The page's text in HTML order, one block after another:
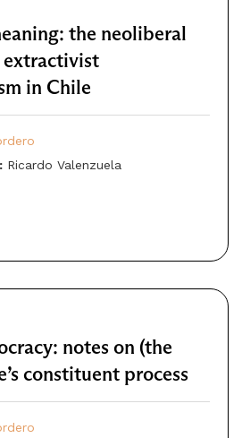
the neoliberal
in Chile
Ricardo Valenzuela
notes on (the
constituent process